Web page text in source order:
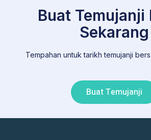
Buat Temujanji
Sekarang
Tempahan untuk tarikh temujanji
Buat Temujanji